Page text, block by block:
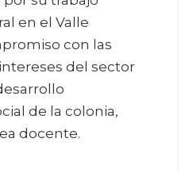
en el Valle
con las
del sector
de la colonia,
docente.